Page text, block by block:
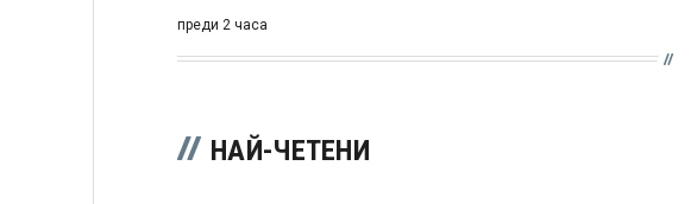
преди 2 часа
НАЙ-ЧЕТЕНИ